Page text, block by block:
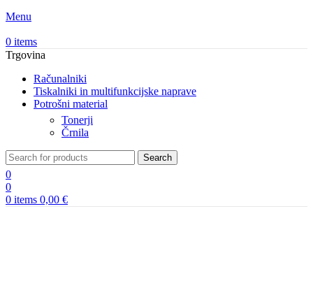
Menu
0 items
Trgovina
Računalniki
Tiskalniki in multifunkcijske naprave
Potrošni material
Tonerji
Črnila
Search
0
0
0 items 0,00 €